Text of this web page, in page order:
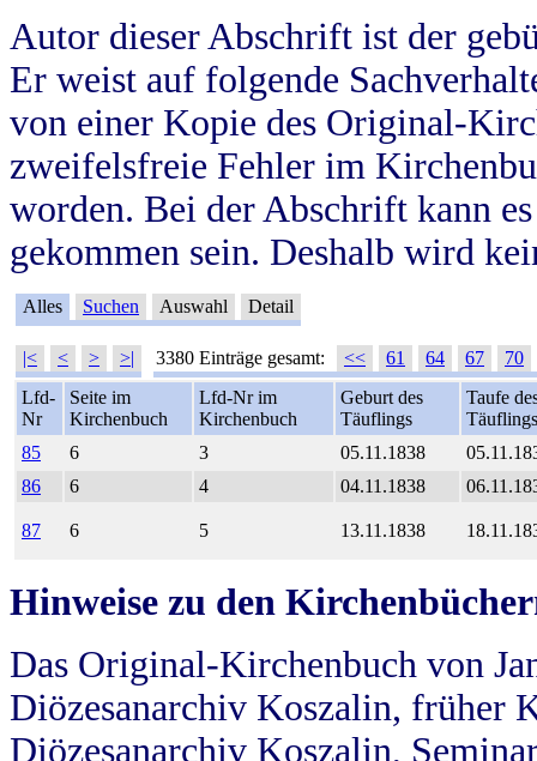
Autor dieser Abschrift ist der
Er weist auf folgende
von einer Kopie des Original-
zweifelsfreie Fehler im
worden. Bei der Abschrift kann
gekommen sein. Deshalb wird
Alles Suchen Auswahl Detail
|< < > >| 3380 Einträge gesamt: << 61 64 67
70
Lfd-
Nr
Seite im
Kirchenbuch
Lfd-Nr im
Kirchenbuch
Geburt des
Täuflings
Taufe
Täuflings
85
6 3 05.11.1838
86
6 4 04.11.1838
87 6 5 13.11.1838
Hinweise zu den
Das Original-Kirchenbuch von
Diözesanarchiv Koszalin, früher
Diözesanarchiv Koszalin,